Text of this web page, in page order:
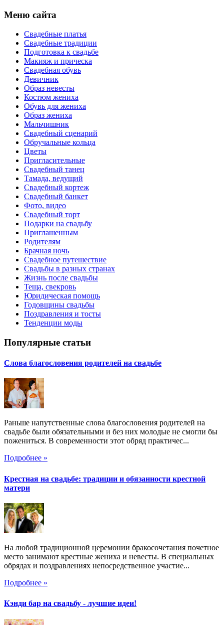
Меню сайта
Свадебные платья
Свадебные традиции
Подготовка к свадьбе
Макияж и прическа
Свадебная обувь
Девичник
Образ невесты
Костюм жениха
Обувь для жениха
Образ жениха
Мальчишник
Свадебный сценарий
Обручальные кольца
Цветы
Пригласительные
Свадебный танец
Тамада, ведущий
Свадебный кортеж
Свадебный банкет
Фото, видео
Свадебный торт
Подарки на свадьбу
Приглашенным
Родителям
Брачная ночь
Свадебное путешествие
Свадьбы в разных странах
Жизнь после свадьбы
Теща, свекровь
Юридическая помощь
Годовщины свадьбы
Поздравления и тосты
Тенденции моды
Популярные статьи
Слова благословения родителей на свадьбе
Раньше напутственные слова благословения родителей на
свадьбе были обязательными и без них молодые не смогли бы
пожениться. В современности этот обряд практичес...
Подробнее »
Крестная на свадьбе: традиции и обязанности крестной
матери
На любой традиционной церемонии бракосочетания почетное
место занимают крестные жениха и невесты. В специальных
обрядах и поздравлениях непосредственное участие...
Подробнее »
Кэнди бар на свадьбу - лучшие идеи!